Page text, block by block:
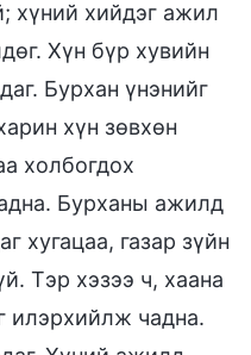
хүний хийдэг ажил
Хүн бүр хувийн
Бурхан үнэнийг
хүн зөвхөн
холбогдох
Бурханы ажилд
хугацаа, газар зүйн
Тэр хэзээ ч, хаана
илэрхийлж чадна.